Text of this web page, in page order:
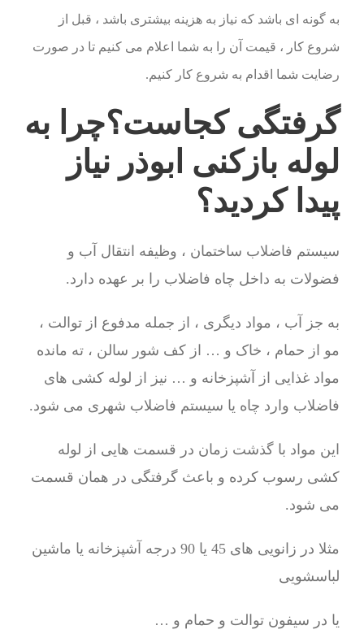
به گونه ای باشد که نیاز به هزینه بیشتری باشد ، قبل از
شروع کار ، قیمت آن را به شما اعلام می کنیم تا در صورت
رضایت شما اقدام به شروع کار کنیم.
گرفتگی کجاست؟چرا به
لوله بازکنی ابوذر نیاز
پیدا کردید؟
سیستم فاضلاب ساختمان ، وظیفه انتقال آب و
فضولات به داخل چاه فاضلاب را بر عهده دارد.
به جز آب ، مواد دیگری ، از جمله مدفوع از توالت ،
مو از حمام ، خاک و … از کف شور سالن ، ته مانده
مواد غذایی از آشپزخانه و … نیز از لوله کشی های
فاضلاب وارد چاه یا سیستم فاضلاب شهری می شود.
این مواد با گذشت زمان در قسمت هایی از لوله
کشی رسوب کرده و باعث گرفتگی در همان قسمت
می شود.
مثلا در زانویی های 45 یا 90 درجه آشپزخانه یا ماشین
لباسشویی
یا در سیفون توالت و حمام و …